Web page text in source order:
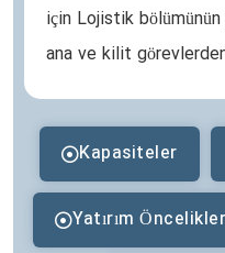
için Lojistik
ana ve kilit
Kapasiteler
Yatırım